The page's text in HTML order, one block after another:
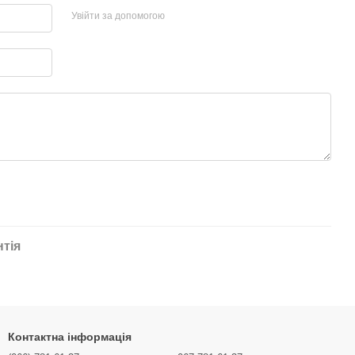
Увійти за допомогою
Контактна інформація